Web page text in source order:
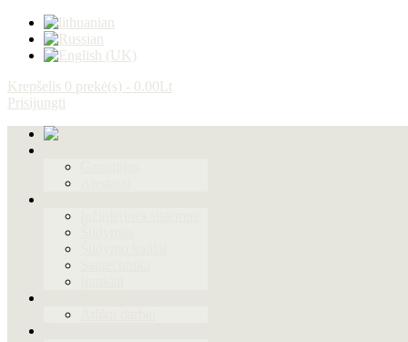
Krepšelis 0 prekė(s) - 0.00Lt
Prisijungti